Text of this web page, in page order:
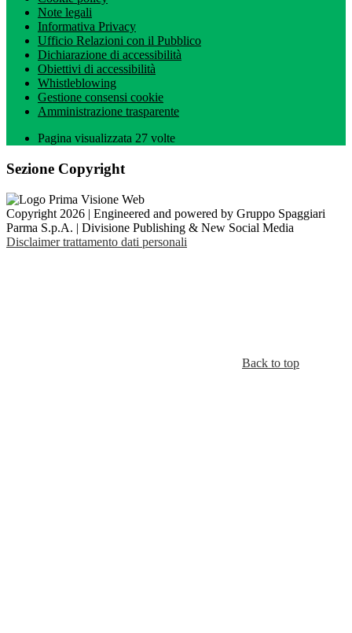
Note legali
Informativa Privacy
Ufficio Relazioni con il Pubblico
Dichiarazione di accessibilità
Obiettivi di accessibilità
Whistleblowing
Gestione consensi cookie
Amministrazione trasparente
Pagina visualizzata 27 volte
Sezione Copyright
Copyright 2026 | Engineered and powered by Gruppo Spaggiari
Parma S.p.A. | Divisione Publishing & New Social Media
Disclaimer trattamento dati personali
Back to top